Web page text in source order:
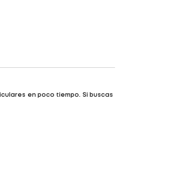
en poco tiempo. Si buscas